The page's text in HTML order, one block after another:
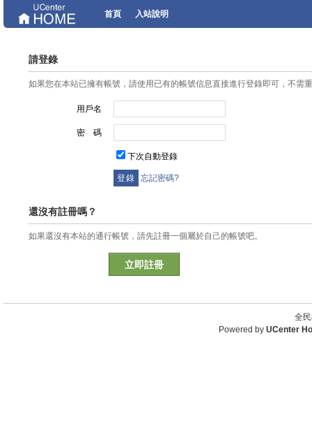
首頁 入站說明
請登錄
如果您在本站已擁有帳號，請使用已有的帳號信息直接進行登錄即可，不需
用戶名
密 碼
下次自動登錄
忘記密碼?
還沒有註冊嗎？
如果還沒有本站的通行帳號，請先註冊一個屬於自己的帳號吧。
立即註冊
全
Powered by UCenter